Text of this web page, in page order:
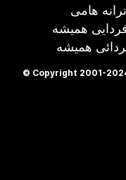
هامی
همیشه
همیشه
© Copyright 2001-